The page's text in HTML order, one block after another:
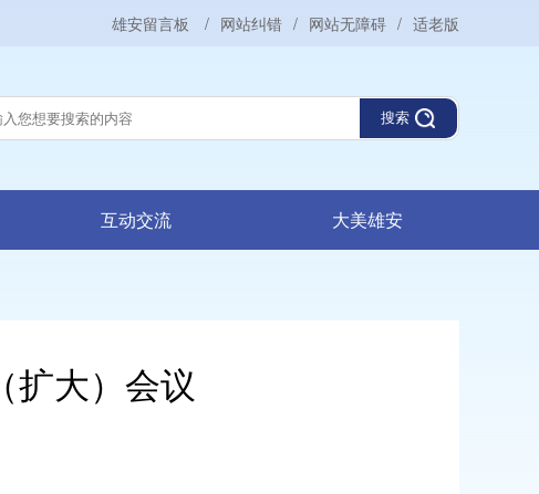
雄安留言板 / 网站纠错 / 网站无障碍 / 适老版
搜索
互动交流 大美雄安
扩大）会议